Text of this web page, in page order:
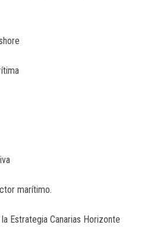
marítimo.
Estrategia Canarias Horizonte